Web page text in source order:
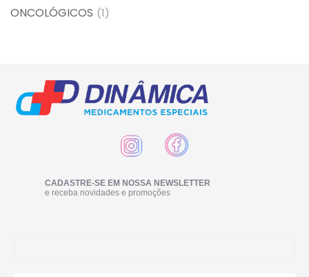
ONCOLÓGICOS (1)
CADASTRE-SE EM NOSSA NEWSLETTER
e receba novidades e promoções